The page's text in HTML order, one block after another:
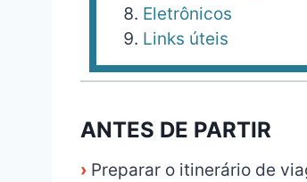
Eletrônicos
Links úteis
ANTES DE PARTIR
› Preparar o itinerário de